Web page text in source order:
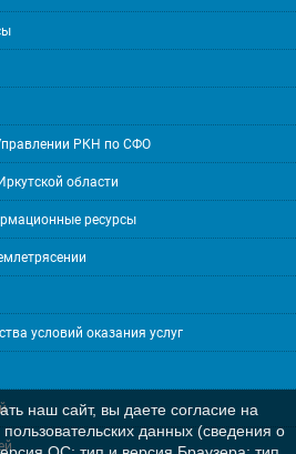
РКН по СФО
области
ресурсы
условий оказания услуг
наш сайт, вы даете согласие на
данных (сведения о